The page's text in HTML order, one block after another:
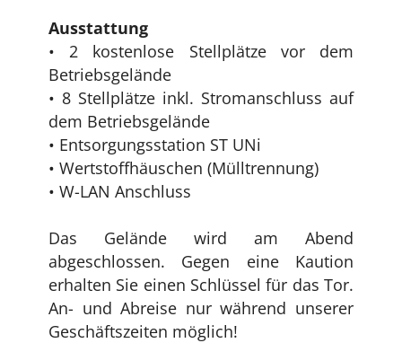
Ausstattung
• 2 kostenlose Stellplätze vor dem
Betriebsgelände
• 8 Stellplätze inkl. Stromanschluss auf
dem Betriebsgelände
• Entsorgungsstation ST UNi
• Wertstoffhäuschen (Mülltrennung)
• W-LAN Anschluss
Das Gelände wird am Abend
abgeschlossen. Gegen eine Kaution
erhalten Sie einen Schlüssel für das Tor.
An- und Abreise nur während unserer
Geschäftszeiten möglich!